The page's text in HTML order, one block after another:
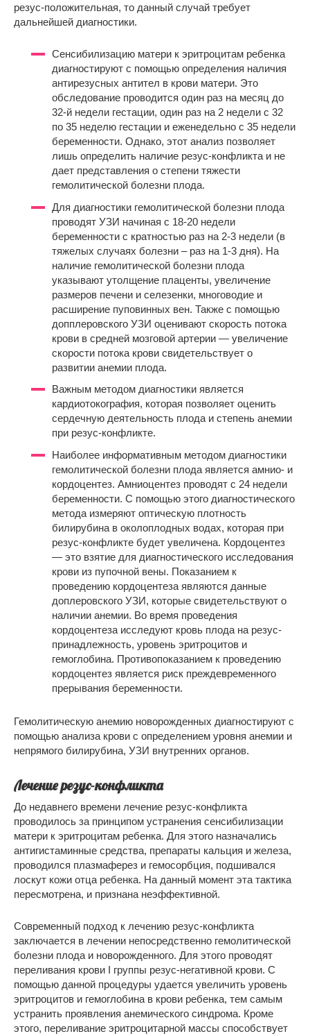
резус-положительная, то данный случай требует
дальнейшей диагностики.
Сенсибилизацию матери к эритроцитам ребенка
диагностируют с помощью определения наличия
антирезусных антител в крови матери. Это
обследование проводится один раз на месяц до
32-й недели гестации, один раз на 2 недели с 32
по 35 неделю гестации и еженедельно с 35 недели
беременности. Однако, этот анализ позволяет
лишь определить наличие резус-конфликта и не
дает представления о степени тяжести
гемолитической болезни плода.
Для диагностики гемолитической болезни плода
проводят УЗИ начиная с 18-20 недели
беременности с кратностью раз на 2-3 недели (в
тяжелых случаях болезни – раз на 1-3 дня). На
наличие гемолитической болезни плода
указывают утолщение плаценты, увеличение
размеров печени и селезенки, многоводие и
расширение пуповинных вен. Также с помощью
допплеровского УЗИ оценивают скорость потока
крови в средней мозговой артерии — увеличение
скорости потока крови свидетельствует о
развитии анемии плода.
Важным методом диагностики является
кардиотокография, которая позволяет оценить
сердечную деятельность плода и степень анемии
при резус-конфликте.
Наиболее информативным методом диагностики
гемолитической болезни плода является амнио- и
кордоцентез. Амниоцентез проводят с 24 недели
беременности. С помощью этого диагностического
метода измеряют оптическую плотность
билирубина в околоплодных водах, которая при
резус-конфликте будет увеличена. Кордоцентез
— это взятие для диагностического исследования
крови из пупочной вены. Показанием к
проведению кордоцентеза являются данные
доплеровского УЗИ, которые свидетельствуют о
наличии анемии. Во время проведения
кордоцентеза исследуют кровь плода на резус-
принадлежность, уровень эритроцитов и
гемоглобина. Противопоказанием к проведению
кордоцентез является риск преждевременного
прерывания беременности.
Гемолитическую анемию новорожденных диагностируют с
помощью анализа крови с определением уровня анемии и
непрямого билирубина, УЗИ внутренних органов.
Лечение резус-конфликта
До недавнего времени лечение резус-конфликта
проводилось за принципом устранения сенсибилизации
матери к эритроцитам ребенка. Для этого назначались
антигистаминные средства, препараты кальция и железа,
проводился плазмаферез и гемосорбция, подшивался
лоскут кожи отца ребенка. На данный момент эта тактика
пересмотрена, и признана неэффективной.
Современный подход к лечению резус-конфликта
заключается в лечении непосредственно гемолитической
болезни плода и новорожденного. Для этого проводят
переливания крови І группы резус-негативной крови. С
помощью данной процедуры удается увеличить уровень
эритроцитов и гемоглобина в крови ребенка, тем самым
устранить проявления анемического синдрома. Кроме
этого, переливание эритроцитарной массы способствует